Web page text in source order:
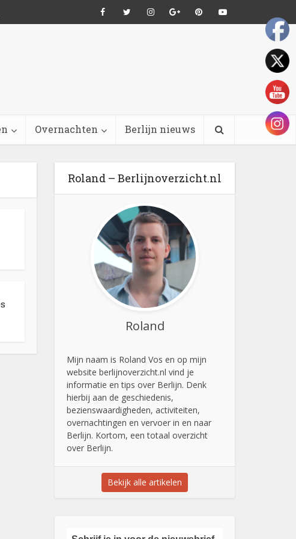
Overnachten Berlijn nieuws
Roland – Berlijnoverzicht.nl
Roland
Mijn naam is Roland Vos en op mijn
website berlijnoverzicht.nl vind je
informatie en tips over Berlijn. Denk
hierbij aan de geschiedenis,
bezienswaardigheden, activiteiten,
overnachtingen en vervoer in en naar
Berlijn. Kortom, een totaal overzicht
over Berlijn.
Bekijk alle artikelen